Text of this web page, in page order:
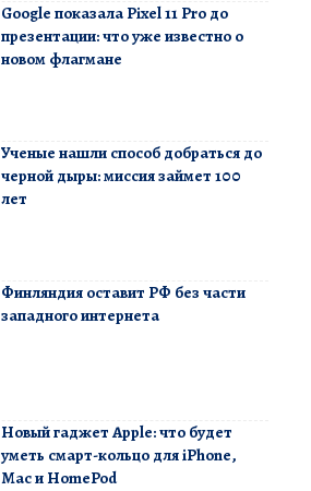
Google показала Pixel 11 Pro до
презентации: что уже известно о
новом флагмане
Ученые нашли способ добраться до
черной дыры: миссия займет 100
лет
Финляндия оставит РФ без части
западного интернета
Новый гаджет Apple: что будет
уметь смарт-кольцо для iPhone,
Mac и HomePod